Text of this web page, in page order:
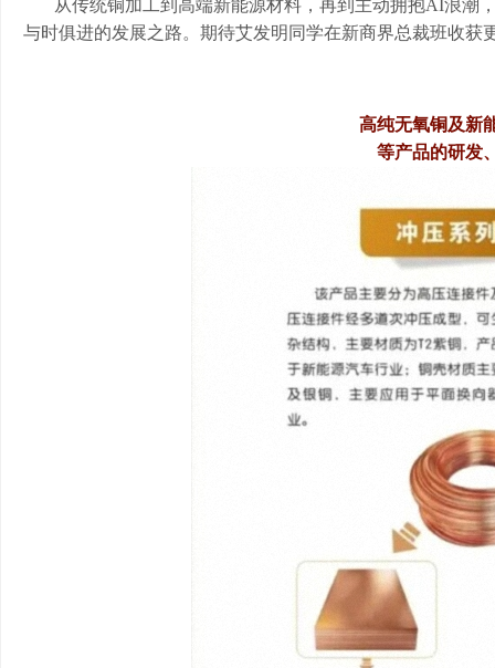
从传统铜加工到高端新能源材料，再到主动拥抱AI浪潮
与时俱进的发展之路。期待艾发明同学在新商界总裁班收获
高纯无氧铜及新
等产品的研发